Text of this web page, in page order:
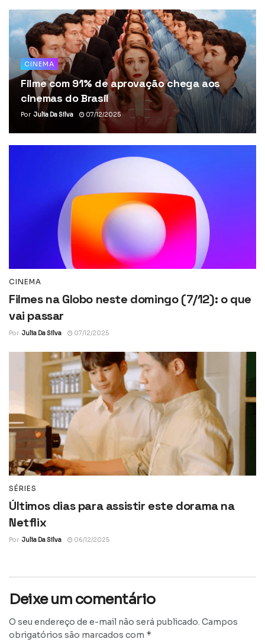
CINEMA
Filme com 91% de aprovação chega aos
cinemas do Brasil
Por Julia Da Silva 07/12/2025
CINEMA
Filmes na Globo neste domingo (7/12): o que
vai passar
Por Julia Da Silva 07/12/2025
SÉRIES
Últimos dias para assistir este dorama na
Netflix
Por Julia Da Silva 06/12/2025
Deixe um comentário
O seu endereço de e-mail não será publicado. Campos
obrigatórios são marcados com *